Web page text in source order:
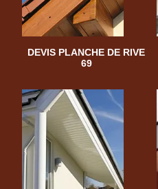
DEVIS PLANCHE DE RIVE
69